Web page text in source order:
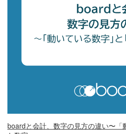
boardと会計、数字の見方の違い〜「